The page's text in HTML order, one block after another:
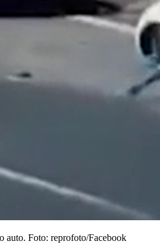
auto. Foto: reprofoto/Facebook